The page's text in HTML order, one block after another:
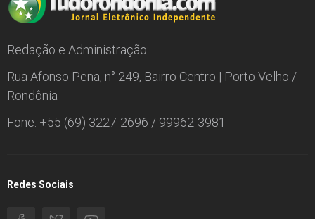
Redação e Administração:
Rua Afonso Pena, n° 249, Bairro Centro | Porto Velho /
Rondônia
Fone: +55 (69) 3227-2696 / 99962-3981
Redes Sociais